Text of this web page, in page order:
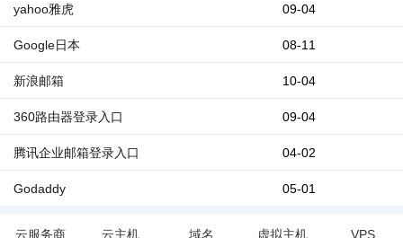
09-04
yahoo雅虎
08-11
Google日本
10-04
新浪邮箱
09-04
360路由器登录入口
04-02
腾讯企业邮箱登录入口
05-01
Godaddy
云服务商 云主机 域名 虚拟主机 VPS